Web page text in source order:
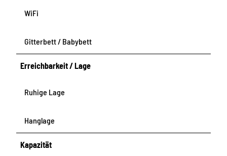
WiFi
Gitterbett / Babybett
Erreichbarkeit / Lage
Ruhige Lage
Hanglage
Kapazität